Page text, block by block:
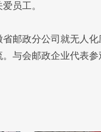
员工。
邮政分公司就无人
与会邮政企业代表